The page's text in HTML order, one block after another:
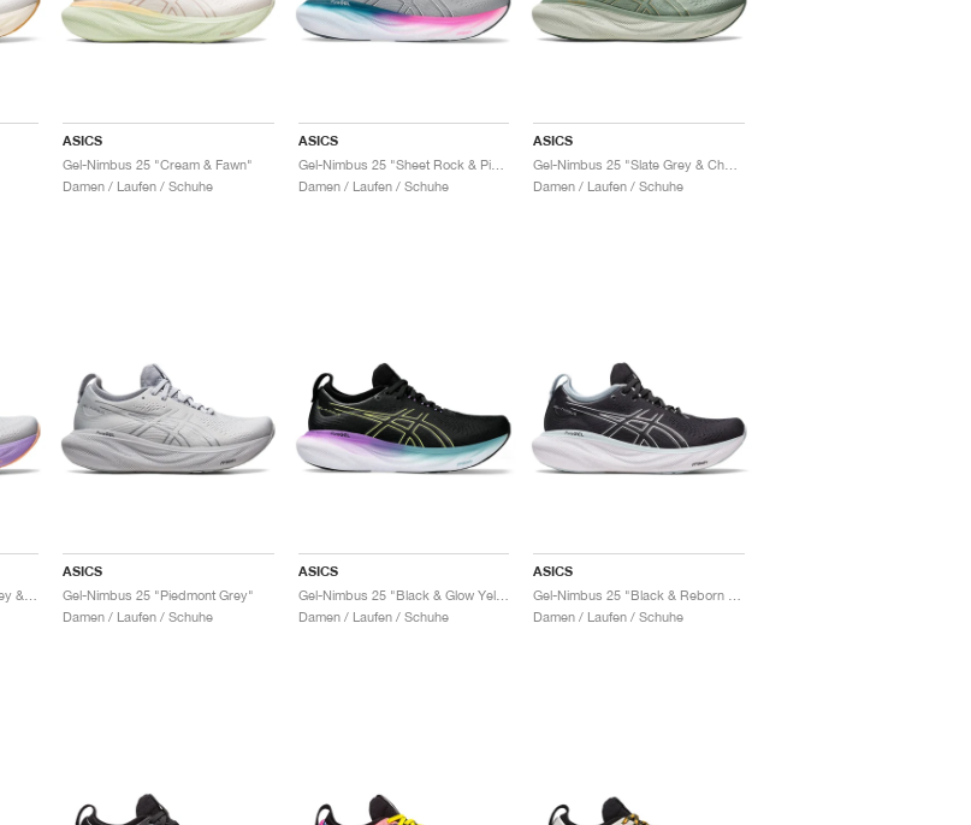
ASICS
Gel-Nimbus 25 "Cream & Fawn"
Damen / Laufen / Schuhe
ASICS
Gel-Nimbus 25 "Sheet Rock & Pink Rave"
Damen / Laufen / Schuhe
ASICS
Damen / Laufen / Schuhe
ASICS
Gel-Nimbus 25 "Piedmont Grey"
Damen / Laufen / Schuhe
ASICS
Gel-Nimbus 25 "Black & Glow Yellow"
Damen / Laufen / Schuhe
ASICS
Damen / Laufen / Schuhe